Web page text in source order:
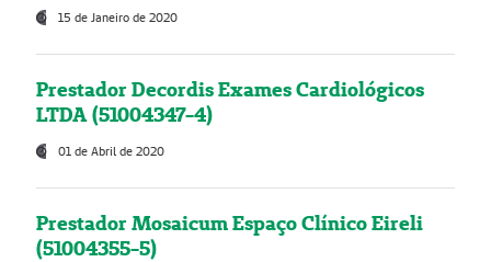
15 de Janeiro de 2020
Prestador Decordis Exames Cardiológicos
LTDA (51004347-4)
01 de Abril de 2020
Prestador Mosaicum Espaço Clínico Eireli
(51004355-5)